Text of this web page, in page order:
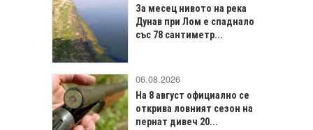
За месец нивото на река
Дунав при Лом е спаднало
със 78 сантиметр...
06.08.2026
На 8 август официално се
открива ловният сезон на
пернат дивеч 20...